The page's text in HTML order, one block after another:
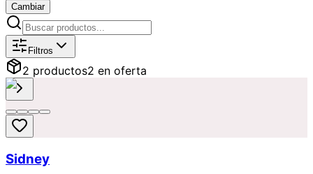
Cambiar
Catálogo deDía de las Madres
Filtros
2 productos2 en oferta
Sidney